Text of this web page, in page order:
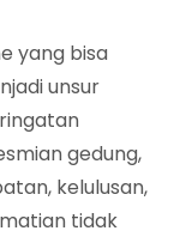
yang bisa
unsur
gedung,
kelulusan,
tidak